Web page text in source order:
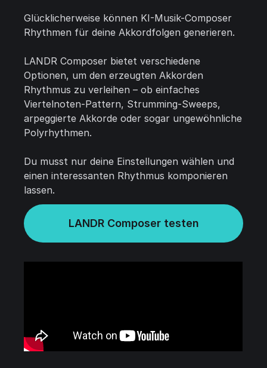
Glücklicherweise können KI-Musik-Composer
Rhythmen für deine Akkordfolgen generieren.
LANDR Composer bietet verschiedene
Optionen, um den erzeugten Akkorden
Rhythmus zu verleihen – ob einfaches
Viertelnoten-Pattern, Strumming-Sweeps,
arpeggierte Akkorde oder sogar ungewöhnliche
Polyrhythmen.
Du musst nur deine Einstellungen wählen und
einen interessanten Rhythmus komponieren
lassen.
LANDR Composer testen